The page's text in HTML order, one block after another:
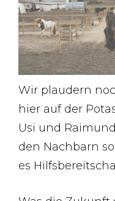
Wir plaudern
hier auf der
Usi und
den Nachbarn
es